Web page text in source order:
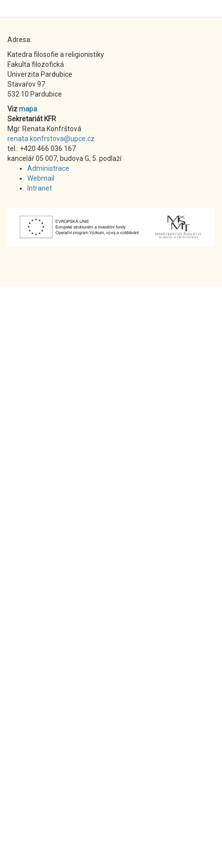
Adresa:
Katedra filosofie a religionistiky
Fakulta filozofická
Univerzita Pardubice
Stavařov 97
532 10 Pardubice
Vizmapa
Sekretariát KFR
Mgr. Renata Konfrštová
renata.konfrstova@upce.cz
tel.: +420 466 036 167
kancelář 05 007, budova G, 5. podlaží
Administrace
Webmail
Intranet